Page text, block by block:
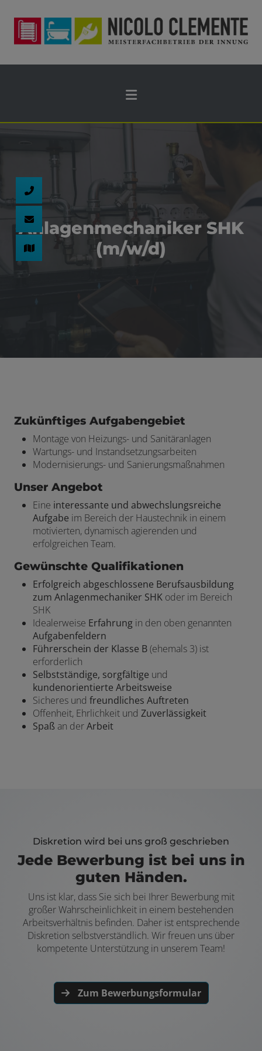
Anlagenmechaniker SHK
(m/w/d)
Zukünftiges Aufgabengebiet
Montage von Heizungs- und Sanitäranlagen
Wartungs- und Instandsetzungsarbeiten
Modernisierungs- und Sanierungsmaßnahmen
Unser Angebot
Eine interessante und abwechslungsreiche
Aufgabe im Bereich der Haustechnik in einem
motivierten, dynamisch agierenden und
erfolgreichen Team.
Gewünschte Qualifikationen
Erfolgreich abgeschlossene Berufsausbildung
zum Anlagenmechaniker SHK oder im Bereich
SHK
Idealerweise Erfahrung in den oben genannten
Aufgabenfeldern
Führerschein der Klasse B(ehemals 3) ist
erforderlich
Selbstständige, sorgfältige und
kundenorientierte Arbeitsweise
Sicheres und freundliches Auftreten
Offenheit, Ehrlichkeit und Zuverlässigkeit
Spaß an derArbeit
Diskretion wird bei uns groß geschrieben
Jede Bewerbung ist bei uns in
guten Händen.
Uns ist klar, dass Sie sich bei Ihrer Bewerbung mit
großer Wahrscheinlichkeit in einem bestehenden
Arbeitsverhältnis befinden. Daher ist entsprechende
Diskretion selbstverständlich. Wir freuen uns über
kompetente Unterstützung in unserem Team!
Zum Bewerbungsformular